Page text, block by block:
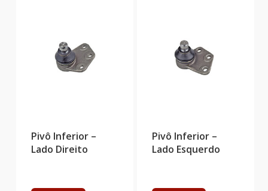
Pivô Inferior –
Lado Direito
Pivô Inferior –
Lado Esquerdo